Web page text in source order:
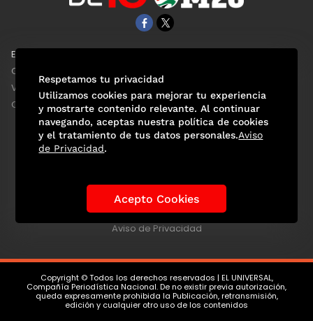
EL UNIVERSAL
Clase
ViveUSA
Confabulario
Historia de los Mundiales Lo viral Anécdotas Mundialistas
Las Figuras Tendencias Directorio
Aviso de Privacidad
Copyright © Todos los derechos reservados | EL UNIVERSAL,
Compañía Periodística Nacional. De no existir previa autorización,
queda expresamente prohibida la Publicación, retransmisión,
edición y cualquier otro uso de los contenidos
Respetamos tu privacidad
Utilizamos cookies para mejorar tu experiencia
y mostrarte contenido relevante. Al continuar
navegando, aceptas nuestra política de cookies
y el tratamiento de tus datos personales.Aviso
de Privacidad.
Acepto Cookies